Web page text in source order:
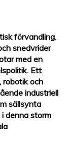
förvandling.
snedvrider
med en
Ett
robotik och
industriell
sällsynta
denna storm